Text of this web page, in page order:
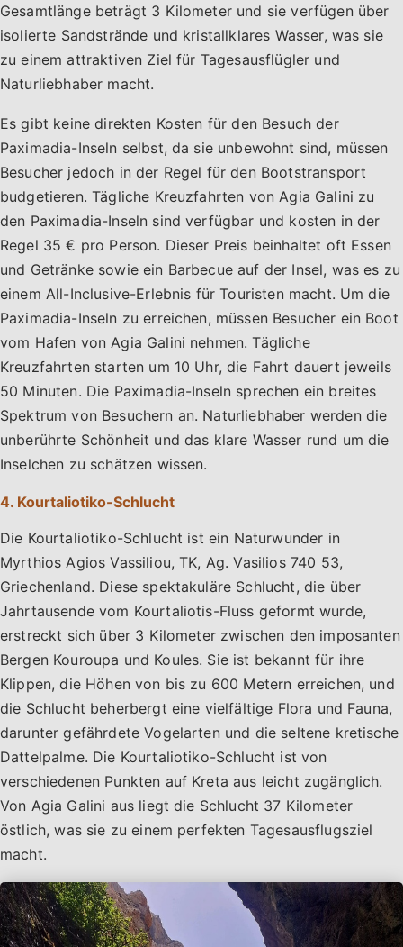
Gesamtlänge beträgt 3 Kilometer und sie verfügen über
isolierte Sandstrände und kristallklares Wasser, was sie
zu einem attraktiven Ziel für Tagesausflügler und
Naturliebhaber macht.
Es gibt keine direkten Kosten für den Besuch der
Paximadia-Inseln selbst, da sie unbewohnt sind, müssen
Besucher jedoch in der Regel für den Bootstransport
budgetieren. Tägliche Kreuzfahrten von Agia Galini zu
den Paximadia-Inseln sind verfügbar und kosten in der
Regel 35 € pro Person. Dieser Preis beinhaltet oft Essen
und Getränke sowie ein Barbecue auf der Insel, was es zu
einem All-Inclusive-Erlebnis für Touristen macht. Um die
Paximadia-Inseln zu erreichen, müssen Besucher ein Boot
vom Hafen von Agia Galini nehmen. Tägliche
Kreuzfahrten starten um 10 Uhr, die Fahrt dauert jeweils
50 Minuten. Die Paximadia-Inseln sprechen ein breites
Spektrum von Besuchern an. Naturliebhaber werden die
unberührte Schönheit und das klare Wasser rund um die
Inselchen zu schätzen wissen.
4. Kourtaliotiko-Schlucht
Die Kourtaliotiko-Schlucht ist ein Naturwunder in
Myrthios Agios Vassiliou, TK, Ag. Vasilios 740 53,
Griechenland. Diese spektakuläre Schlucht, die über
Jahrtausende vom Kourtaliotis-Fluss geformt wurde,
erstreckt sich über 3 Kilometer zwischen den imposanten
Bergen Kouroupa und Koules. Sie ist bekannt für ihre
Klippen, die Höhen von bis zu 600 Metern erreichen, und
die Schlucht beherbergt eine vielfältige Flora und Fauna,
darunter gefährdete Vogelarten und die seltene kretische
Dattelpalme. Die Kourtaliotiko-Schlucht ist von
verschiedenen Punkten auf Kreta aus leicht zugänglich.
Von Agia Galini aus liegt die Schlucht 37 Kilometer
östlich, was sie zu einem perfekten Tagesausflugsziel
macht.